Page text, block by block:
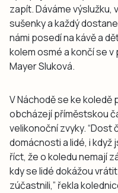
zapít. Dáváme výslužku,
sušenky a každý
námi posedí na kávě a
kolem osmé a končí se
Mayer Sluková.
V Náchodě se ke koledě
obcházejí příměstskou
velikonoční zvyky. “Dost
domácnosti a lidé, i
říct, že o koledu nemají
kdy se lidé dokážou
zúčastnili,” řekla